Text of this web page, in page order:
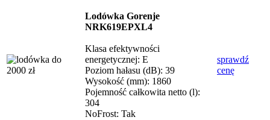
Lodówka Gorenje
NRK619EPXL4
Klasa efektywności
energetycznej: E
Poziom hałasu (dB): 39
Wysokość (mm): 1860
Pojemność całkowita netto (l):
304
NoFrost: Tak
sprawdź
cenę